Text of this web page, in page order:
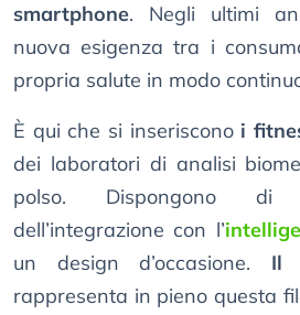
smartphone. Negli ultimi
nuova esigenza tra i
propria salute in modo
È qui che si inseriscono i
dei laboratori di analisi
polso. Dispongono di
dell’integrazione con l’
un design d’occasione. Il
rappresenta in pieno questa